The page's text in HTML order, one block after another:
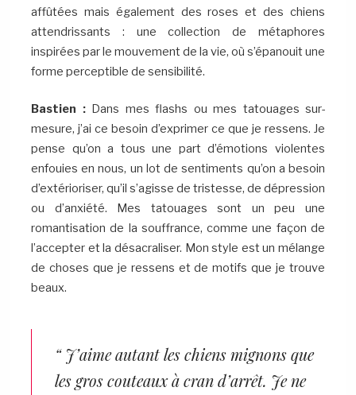
affûtées mais également des roses et des chiens
attendrissants : une collection de métaphores
inspirées par le mouvement de la vie, où s’épanouit une
forme perceptible de sensibilité.
Bastien : Dans mes flashs ou mes tatouages sur-
mesure, j’ai ce besoin d’exprimer ce que je ressens. Je
pense qu’on a tous une part d’émotions violentes
enfouies en nous, un lot de sentiments qu’on a besoin
d’extérioriser, qu’il s’agisse de tristesse, de dépression
ou d’anxiété. Mes tatouages sont un peu une
romantisation de la souffrance, comme une façon de
l’accepter et la désacraliser. Mon style est un mélange
de choses que je ressens et de motifs que je trouve
beaux.
“ J’aime autant les chiens mignons que
les gros couteaux à cran d’arrêt. Je ne